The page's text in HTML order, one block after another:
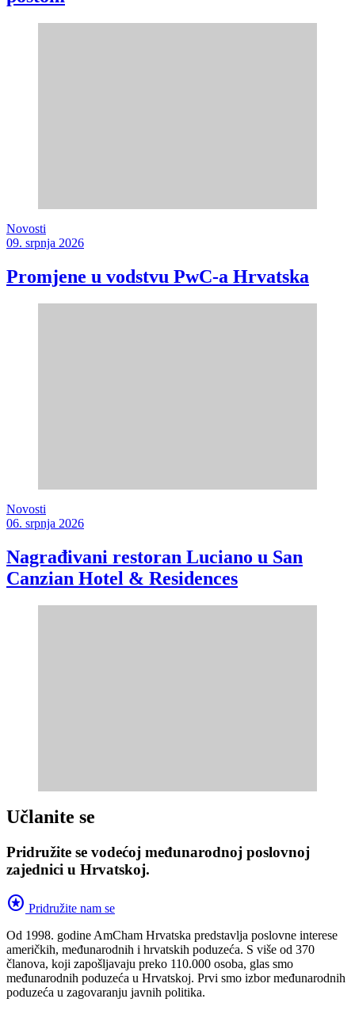
Novosti
09. srpnja 2026
Promjene u vodstvu PwC-a Hrvatska
Novosti
06. srpnja 2026
Nagrađivani restoran Luciano u San
Canzian Hotel & Residences
Učlanite se
Pridružite se vodećoj međunarodnoj poslovnoj
zajednici u Hrvatskoj.
stars Pridružite nam se
Od 1998. godine AmCham Hrvatska predstavlja poslovne interese
američkih, međunarodnih i hrvatskih poduzeća. S više od 370
članova, koji zapošljavaju preko 110.000 osoba, glas smo
međunarodnih poduzeća u Hrvatskoj. Prvi smo izbor međunarodnih
poduzeća u zagovaranju javnih politika.